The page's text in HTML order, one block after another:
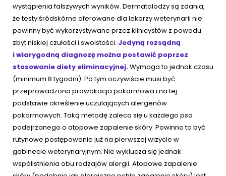
wystąpienia fałszywych wyników. Dermatolodzy są zdania,
że testy śródskórne oferowane dla lekarzy weterynarii nie
powinny być wykorzystywane przez klinicystów z powodu
zbyt niskiej czułości i swoistości. Jedyną rozsądną
i wiarygodną diagnozę można postawić poprzez
stosowanie diety eliminacyjnej.Wymaga to jednak czasu
(minimum 8 tygodni). Po tym oczywiście musi być
przeprowadzona prowokacja pokarmowa i na tej
podstawie określenie uczulających alergenów
pokarmowych. Taką metodę zaleca się u każdego psa
podejrzanego o atopowe zapalenie skóry. Powinno to być
rutynowe postępowanie już na pierwszej wizycie w
gabinecie weterynaryjnym. Nie wyklucza się jednak
współistnienia obu rodzajów alergii. Atopowe zapalenie